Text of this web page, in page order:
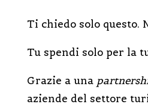
Ti chiedo solo questo.
Tu spendi solo per la
Grazie a una
aziende del settore